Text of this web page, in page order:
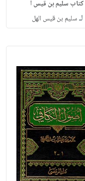
كتاب سليم بن قيس ا
لـسليم بن قيس الهل